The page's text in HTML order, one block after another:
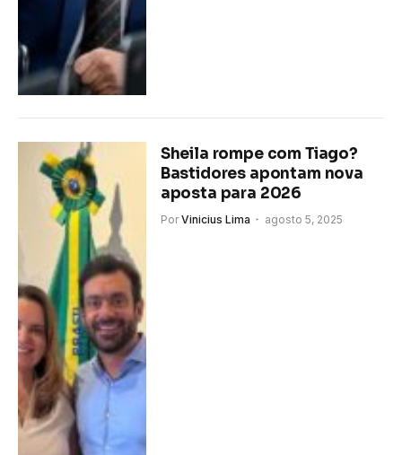
Sheila rompe com Tiago?
Bastidores apontam nova
aposta para 2026
Por Vinicius Lima agosto 5, 2025